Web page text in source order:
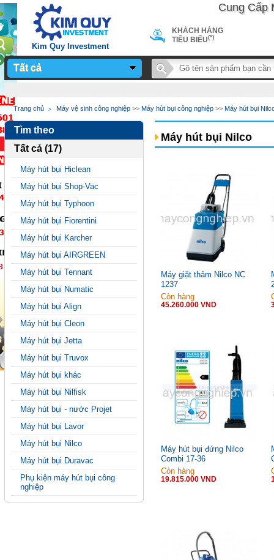
Cung Cấp
Kim Quy Investment
KHÁCH HÀNG
TIÊU BIỂU(*)
Tất cả
Notice : Undefined
variable: page_title in
/home/sieuthimay/domains/sieuthimaycongnghiep.vn/
on line 24
Trang chủ Máy vệ sinh công nghiệp >> Máy hút bụi công nghiệp >> Máy hút bụi
Tìm theo
Tất cả (17)
Máy hút bụi Hiclean
Máy hút bụi Shop-Vac
Máy hút bụi Typhoon
Máy hút bụi Fiorentini
Máy hút bụi Karcher
Máy hút bụi AIRGREEN
Máy hút bụi Tennant
Máy hút bụi Numatic
Máy hút bụi Align
Máy hút bụi Cleon
Máy hút bụi Jetta
Máy hút bụi Truvox
Máy hút bụi khác
Máy hút bụi Nilfisk
Máy hút bụi - nước Projet
Máy hút bụi Lavor
Máy hút bụi Nilco
Máy hút bụi Duravac
Phụ kiện máy hút bụi công
nghiệp
Máy hút bụi Nilco
Máy giặt thảm Nilco NC
1237
Còn hàng
45.260.000 VND
Máy hút bụi đứng Nilco
Combi 17-36
Còn hàng
19.815.000 VND